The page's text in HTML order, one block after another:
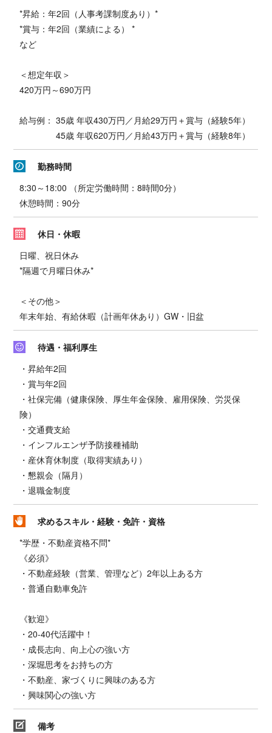
*昇給：年2回（人事考課制度あり）*
*賞与：年2回（業績による） *
など
＜想定年収＞
420万円～690万円
給与例： 35歳 年収430万円／月給29万円＋賞与（経験5年）
45歳 年収620万円／月給43万円＋賞与（経験8年）
勤務時間
8:30～18:00 （所定労働時間：8時間0分）
休憩時間：90分
休日・休暇
日曜、祝日休み
*隔週で月曜日休み*
＜その他＞
年末年始、有給休暇（計画年休あり）GW・旧盆
待遇・福利厚生
・昇給年2回
・賞与年2回
・社保完備（健康保険、厚生年金保険、雇用保険、労災保
険）
・交通費支給
・インフルエンザ予防接種補助
・産休育休制度（取得実績あり）
・懇親会（隔月）
・退職金制度
求めるスキル・経験・免許・資格
*学歴・不動産資格不問*
《必須》
・不動産経験（営業、管理など）2年以上ある方
・普通自動車免許
《歓迎》
・20-40代活躍中！
・成長志向、向上心の強い方
・深堀思考をお持ちの方
・不動産、家づくりに興味のある方
・興味関心の強い方
備考